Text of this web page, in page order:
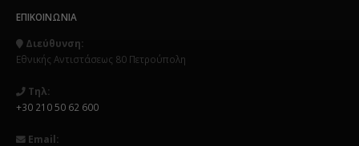
ΕΠΙΚΟΙΝΩΝΊΑ
Διεύθυνση:
Εθνικής Αντιστάσεως 80 Πετρούπολη
Τηλ:
+30 210 50 62 600
Email: